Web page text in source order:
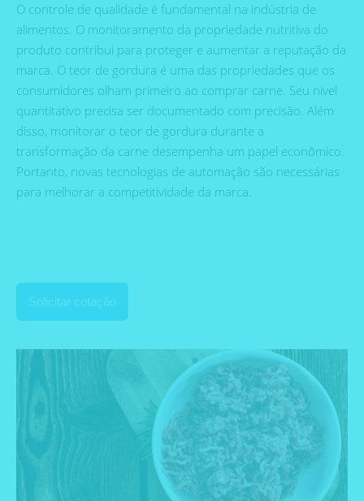
O controle de qualidade é fundamental na indústria de
alimentos. O monitoramento da propriedade nutritiva do
produto contribui para proteger e aumentar a reputação da
marca. O teor de gordura é uma das propriedades que os
consumidores olham primeiro ao comprar carne. Seu nível
quantitativo precisa ser documentado com precisão. Além
disso, monitorar o teor de gordura durante a
transformação da carne desempenha um papel econômico.
Portanto, novas tecnologias de automação são necessárias
para melhorar a competitividade da marca.
Solicitar cotação